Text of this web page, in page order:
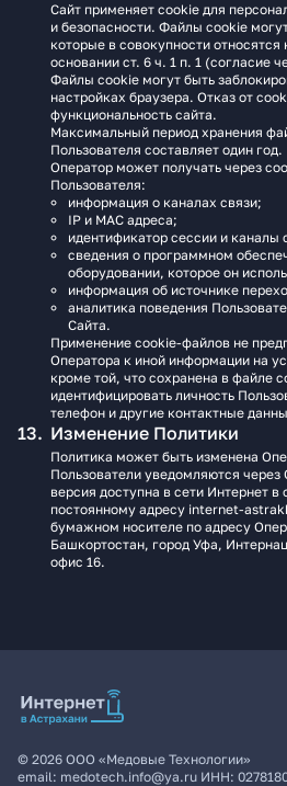
Сайт применяет cookie для
и безопасности. Файлы cookie
которые в совокупности
основании ст. 6 ч. 1 п. 1 (согласие
Файлы cookie могут быть
настройках браузера. Отказ от
функциональность сайта.
Максимальный период хранения
Пользователя составляет один год.
Оператор может получать через
Пользователя:
информация о каналах связи;
IP и MAC адреса;
идентификатор сессии и каналы
сведения о программном
оборудовании, которое он
информация об источнике
аналитика поведения
Сайта.
Применение cookie-файлов не
Оператора к иной информации на
кроме той, что сохранена в файле
идентифицировать личность
телефон и другие контактные
Изменение Политики
Политика может быть изменена
Пользователи уведомляются через
версия доступна в сети Интернет в
постоянному адресу internet-
бумажном носителе по адресу
Башкортостан, город Уфа,
офис 16.
© 2026 ООО «Медовые Технологии»
email: medotech.info@ya.ru ИНН: